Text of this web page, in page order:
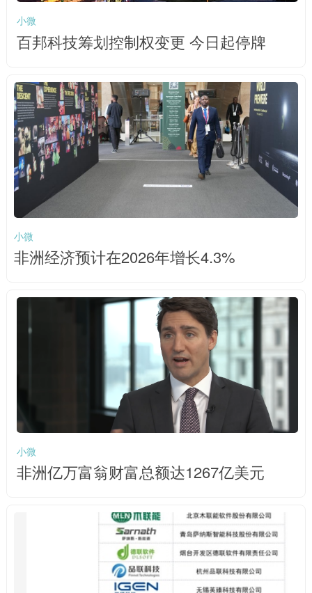
小微
百邦科技筹划控制权变更 今日起停牌
小微
非洲经济预计在2026年增长4.3%
小微
非洲亿万富翁财富总额达1267亿美元